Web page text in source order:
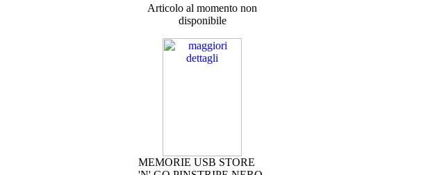
Articolo al momento non
disponibile
MEMORIE USB STORE